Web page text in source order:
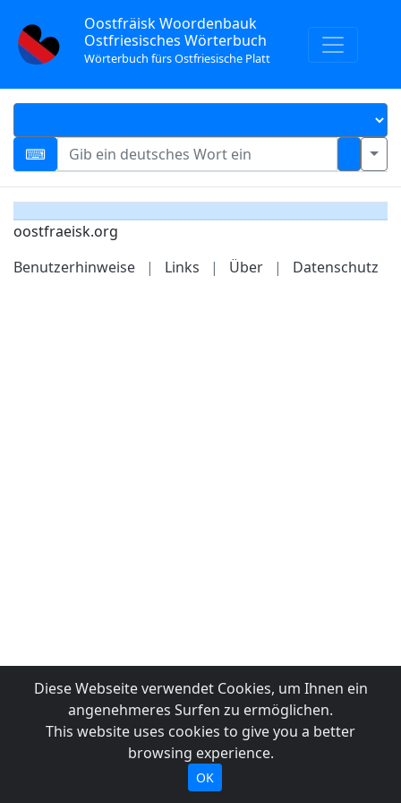
Oostfräisk Woordenbauk
Ostfriesisches Wörterbuch
Wörterbuch fürs Ostfriesische Platt
oostfraeisk.org
Benutzerhinweise
| Links | Über | Datenschutz
Diese Webseite verwendet Cookies, um Ihnen ein
angenehmeres Surfen zu ermöglichen.
This website uses cookies to give you a better
browsing experience.
OK